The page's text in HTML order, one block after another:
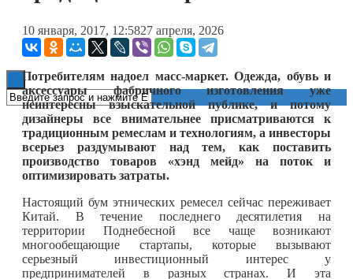
Книги
10 января, 2017, 12:5827 апреля, 2026
Потребителям надоел масс-маркет. Одежда, обувь и
аксессуары фабричного изготовления уже
неинтересны взыскательной публике, и потому
дизайнеры все внимательнее присматриваются к
традиционным ремеслам и технологиям, а инвесторы
всерьез раздумывают над тем, как поставить
производство товаров «хэнд мейд» на поток и
оптимизировать затраты.
Настоящий бум этнических ремесел сейчас переживает
Китай. В течение последнего десятилетия на
территории Поднебесной все чаще возникают
многообещающие стартапы, которые вызывают
серьезный инвестиционный интерес у
предпринимателей в разных странах. И эта